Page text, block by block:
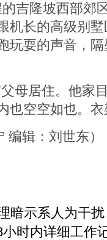
吉隆坡西部郊
机长的高级别
玩耍的声音，
母居住。他家
也空空如也。
编辑：刘世东）
暗示系人为干扰
时内详细工作